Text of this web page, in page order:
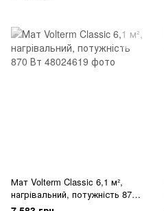
Мат Volterm Classic 6,1 м²,
нагрівальний, потужність 870
Вт